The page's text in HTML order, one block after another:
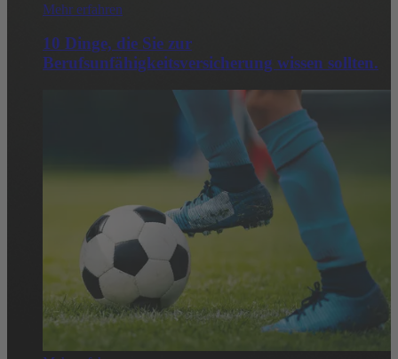
Mehr erfahren
10 Dinge, die Sie zur
Berufsunfähigkeitsversicherung wissen sollten.